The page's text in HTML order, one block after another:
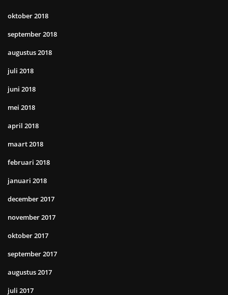
oktober 2018
september 2018
augustus 2018
juli 2018
juni 2018
mei 2018
april 2018
maart 2018
februari 2018
januari 2018
december 2017
november 2017
oktober 2017
september 2017
augustus 2017
juli 2017